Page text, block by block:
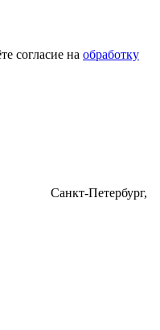
согласие на обработку
Санкт-Петербург,